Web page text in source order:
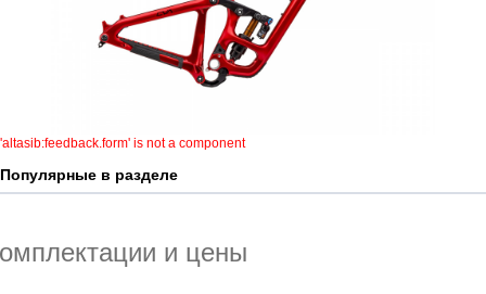
'altasib:feedback.form' is not a component
Популярные в разделе
и цены